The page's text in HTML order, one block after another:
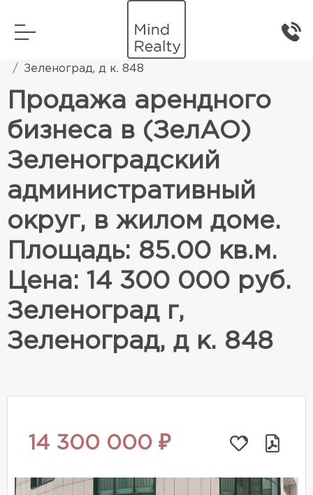
Коммерческая недвижимость
Зеленоград, д к. 848
Продажа арендного
бизнеса в (ЗелАО)
Зеленоградский
административный
округ, в жилом доме.
Площадь: 85.00 кв.м.
Цена: 14 300 000 руб.
Зеленоград г,
Зеленоград, д к. 848
14 300 000 ₽